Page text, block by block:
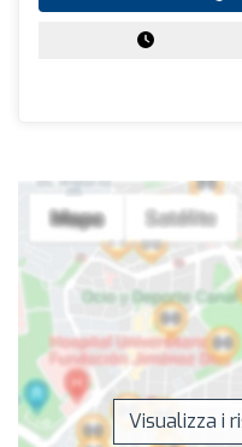
Visualizza i